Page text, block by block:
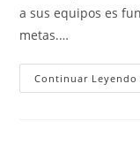
a sus equipos es
metas.…
Continuar Leyendo